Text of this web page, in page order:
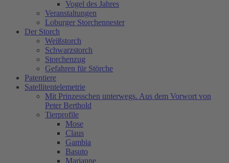
Vogel des Jahres
Veranstaltungen
Loburger Storchennester
Der Storch
Weißstorch
Schwarzstorch
Storchenzug
Gefahren für Störche
Patentiere
Satellitentelemetrie
Mit Prinzesschen unterwegs. Aus dem Vorwort von
Peter Berthold
Tierprofile
Mose
Claus
Gambia
Basuto
Marianne